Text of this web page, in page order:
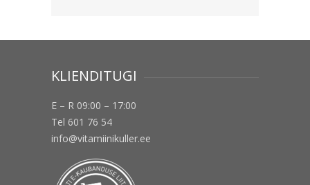
KLIENDITUGI
E – R 09:00 – 17:00
Tel 601 76 54
info@vitamiinikuller.ee